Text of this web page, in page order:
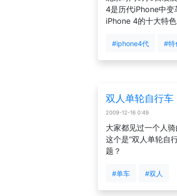
4是历代iPhone中变
iPhone 4的十大特色
#iphone4代 #特
双人单轮自行车
2009-12-16 0:49
大家都见过一个人
这个是“双人单轮自
题？
#单车 #双人